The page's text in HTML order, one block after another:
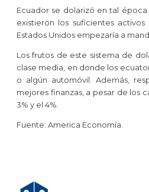
Ecuador se dolarizó en tal
existieron los suficientes
Estados Unidos empezaría a
Los frutos de este sistema de
clase media, en donde los
o algún automóvil. Además,
mejores finanzas, a pesar de los
3% y el 4%.
Fuente: America Economía.